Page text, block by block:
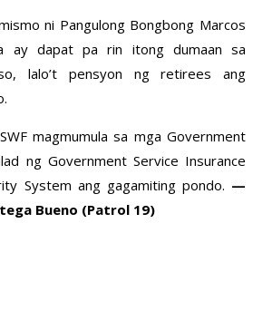
ni Pangulong Bongbong Marcos
ay dapat pa rin itong dumaan sa
lalo’t pensyon ng retirees ang
magmumula sa mga Government
ng Government Service Insurance
System ang gagamiting pondo. —
Bueno (Patrol 19)